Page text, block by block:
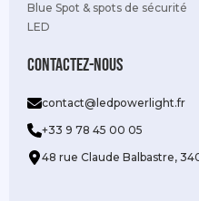
Blue Spot & spots de sécurité
LED
Contactez-nous
contact@ledpowerlight.fr
+33 9 78 45 00 05
48 rue Claude Balbastre,